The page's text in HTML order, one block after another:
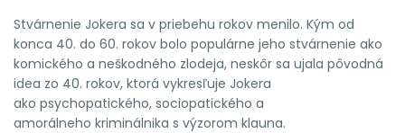
Stvárnenie Jokera sa v priebehu rokov menilo. Kým od
konca 40. do 60. rokov bolo populárne jeho stvárnenie ako
komického a neškodného zlodeja, neskôr sa ujala pôvodná
idea zo 40. rokov, ktorá vykresľuje Jokera
ako psychopatického, sociopatického a
amorálneho kriminálnika s výzorom klauna.